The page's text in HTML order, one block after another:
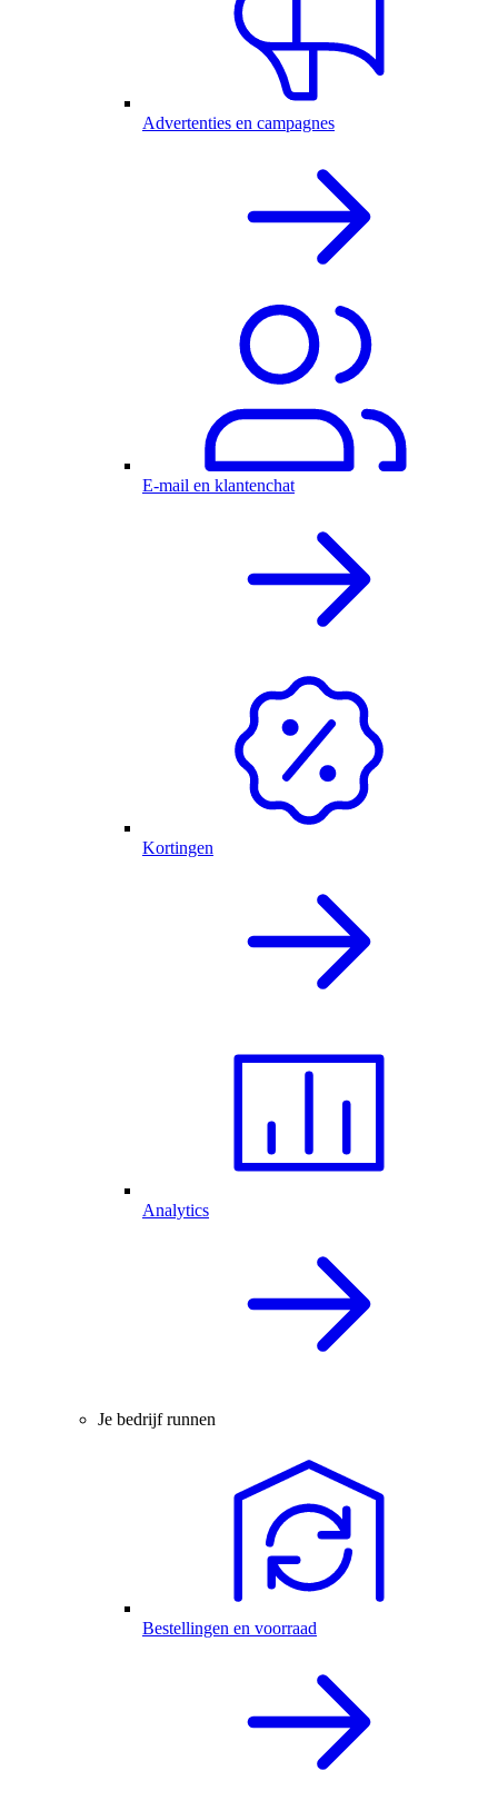
Advertenties en campagnes
E-mail en klantenchat
Kortingen
Analytics
Je bedrijf runnen
Bestellingen en voorraad